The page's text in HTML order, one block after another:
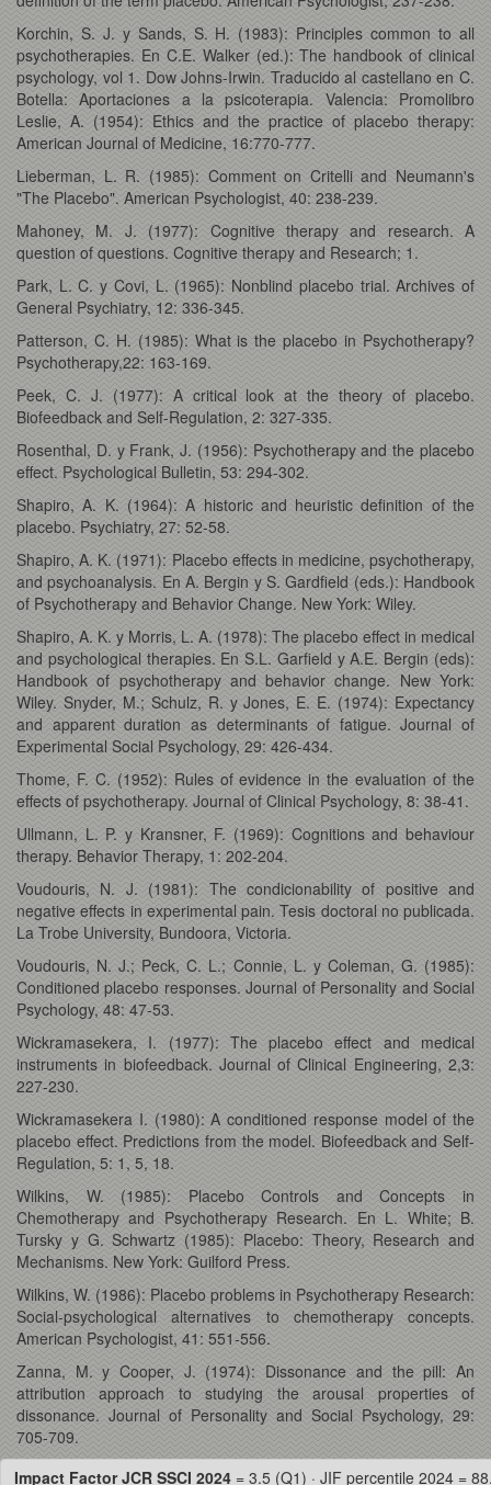
Korchin, S. J. y Sands, S. H. (1983): Principles common to all
psychotherapies. En C.E. Walker (ed.): The handbook of clinical
psychology, vol 1. Dow Johns-Irwin. Traducido al castellano en C.
Botella: Aportaciones a la psicoterapia. Valencia: Promolibro
Leslie, A. (1954): Ethics and the practice of placebo therapy:
American Journal of Medicine, 16:770-777.
Lieberman, L. R. (1985): Comment on Critelli and Neumann's
"The Placebo". American Psychologist, 40: 238-239.
Mahoney, M. J. (1977): Cognitive therapy and research. A
question of questions. Cognitive therapy and Research; 1.
Park, L. C. y Covi, L. (1965): Nonblind placebo trial. Archives of
General Psychiatry, 12: 336-345.
Patterson, C. H. (1985): What is the placebo in Psychotherapy?
Psychotherapy,22: 163-169.
Peek, C. J. (1977): A critical look at the theory of placebo.
Biofeedback and Self-Regulation, 2: 327-335.
Rosenthal, D. y Frank, J. (1956): Psychotherapy and the placebo
effect. Psychological Bulletin, 53: 294-302.
Shapiro, A. K. (1964): A historic and heuristic definition of the
placebo. Psychiatry, 27: 52-58.
Shapiro, A. K. (1971): Placebo effects in medicine, psychotherapy,
and psychoanalysis. En A. Bergin y S. Gardfield (eds.): Handbook
of Psychotherapy and Behavior Change. New York: Wiley.
Shapiro, A. K. y Morris, L. A. (1978): The placebo effect in medical
and psychological therapies. En S.L. Garfield y A.E. Bergin (eds):
Handbook of psychotherapy and behavior change. New York:
Wiley. Snyder, M.; Schulz, R. y Jones, E. E. (1974): Expectancy
and apparent duration as determinants of fatigue. Journal of
Experimental Social Psychology, 29: 426-434.
Thome, F. C. (1952): Rules of evidence in the evaluation of the
effects of psychotherapy. Journal of Clinical Psychology, 8: 38-41.
Ullmann, L. P. y Kransner, F. (1969): Cognitions and behaviour
therapy. Behavior Therapy, 1: 202-204.
Voudouris, N. J. (1981): The condicionability of positive and
negative effects in experimental pain. Tesis doctoral no publicada.
La Trobe University, Bundoora, Victoria.
Voudouris, N. J.; Peck, C. L.; Connie, L. y Coleman, G. (1985):
Conditioned placebo responses. Journal of Personality and Social
Psychology, 48: 47-53.
Wickramasekera, I. (1977): The placebo effect and medical
instruments in biofeedback. Journal of Clinical Engineering, 2,3:
227-230.
Wickramasekera I. (1980): A conditioned response model of the
placebo effect. Predictions from the model. Biofeedback and Self-
Regulation, 5: 1, 5, 18.
Wilkins, W. (1985): Placebo Controls and Concepts in
Chemotherapy and Psychotherapy Research. En L. White; B.
Tursky y G. Schwartz (1985): Placebo: Theory, Research and
Mechanisms. New York: Guilford Press.
Wilkins, W. (1986): Placebo problems in Psychotherapy Research:
Social-psychological alternatives to chemotherapy concepts.
American Psychologist, 41: 551-556.
Zanna, M. y Cooper, J. (1974): Dissonance and the pill: An
attribution approach to studying the arousal properties of
dissonance. Journal of Personality and Social Psychology, 29:
705-709.
Impact Factor JCR SSCI 2024 = 3.5 (Q1) · JIF percentile 2024 =